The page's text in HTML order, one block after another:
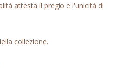
attesta il pregio e l'unicità di
collezione.